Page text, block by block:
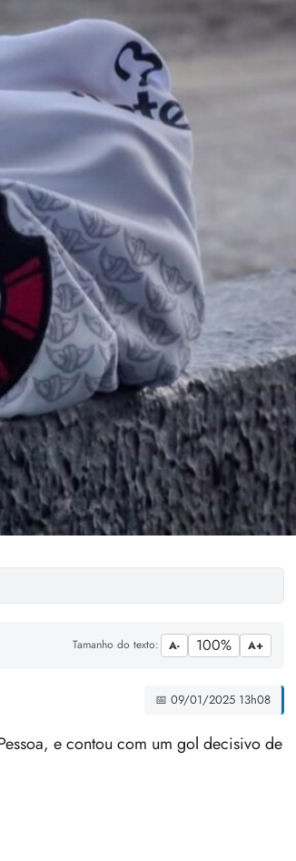
Tamanho do texto: A- 100% A+
📅 09/01/2025 13h08
e contou com um gol decisivo de